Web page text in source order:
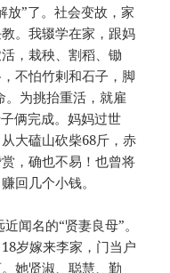
放”了。社会变故，家
。我辍学在家，跟妈
，栽秧、割稻、锄
不怕竹剌和石子，脚
。为挑抬重活，就雇
俩完成。妈妈过世
大磕山砍柴68斤，赤
，确也不易！也曾将
回几个小钱。
闻名的“贤妻良母”。
岁嫁来李家，门当户
她贤淑、聪慧、勤